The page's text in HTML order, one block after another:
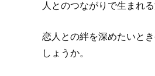
人とのつながりで生まれ
恋人との絆を深めたいと
しょうか。